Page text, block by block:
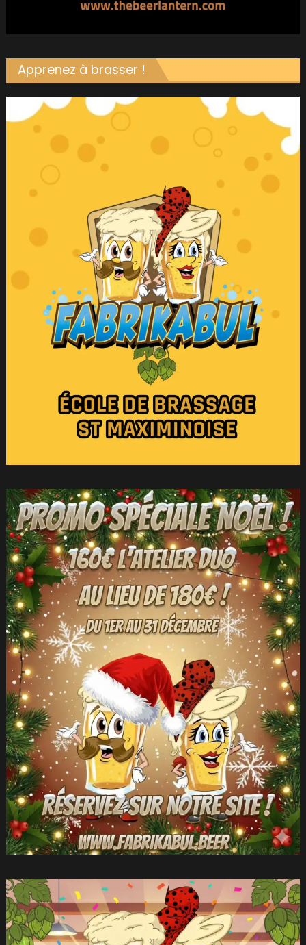
Apprenez à brasser !